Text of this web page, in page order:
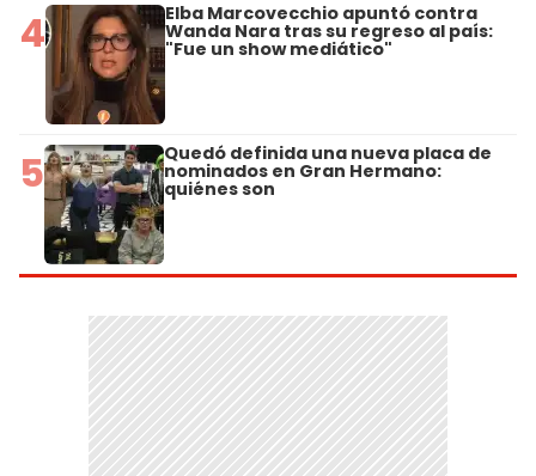
4 Elba Marcovecchio apuntó contra
Wanda Nara tras su regreso al país:
"Fue un show mediático"
5 Quedó definida una nueva placa de
nominados en Gran Hermano:
quiénes son